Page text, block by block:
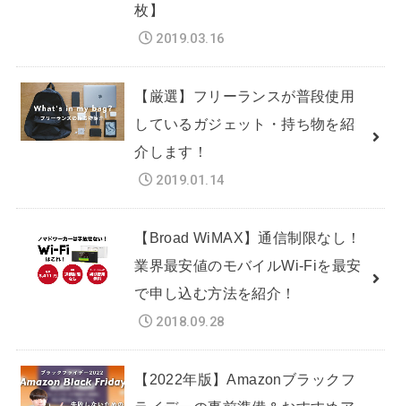
枚】
2019.03.16
【厳選】フリーランスが普段使用
しているガジェット・持ち物を紹
介します！
2019.01.14
【Broad WiMAX】通信制限なし！
業界最安値のモバイルWi-Fiを最安
で申し込む方法を紹介！
2018.09.28
【2022年版】Amazonブラックフ